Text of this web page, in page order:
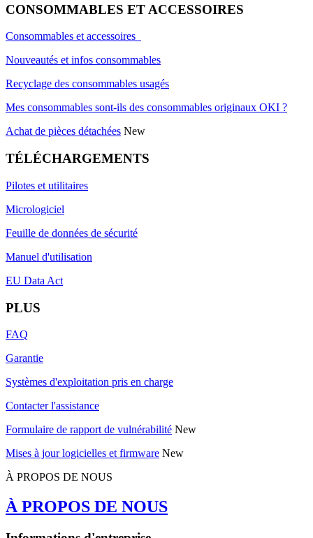
CONSOMMABLES ET ACCESSOIRES
Consommables et accessoires
Nouveautés et infos consommables
Recyclage des consommables usagés
Mes consommables sont-ils des consommables originaux OKI ?
Achat de pièces détachées New
TÉLÉCHARGEMENTS
Pilotes et utilitaires
Micrologiciel
Feuille de données de sécurité
Manuel d'utilisation
EU Data Act
PLUS
FAQ
Garantie
Systèmes d'exploitation pris en charge
Contacter l'assistance
Formulaire de rapport de vulnérabilité New
Mises à jour logicielles et firmware New
À PROPOS DE NOUS
À PROPOS DE NOUS